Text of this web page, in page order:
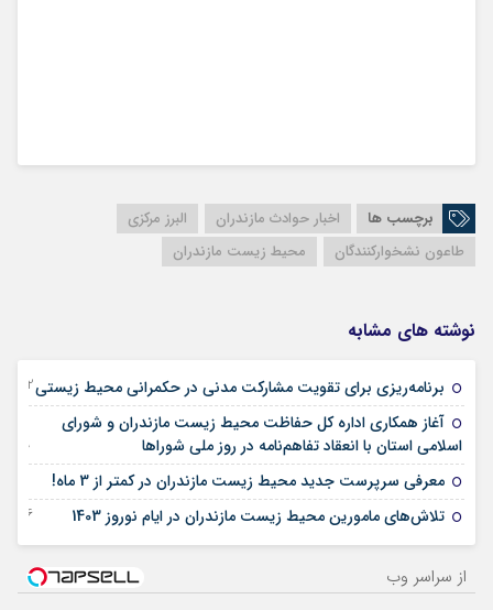
برچسب ها اخبار حوادث مازندران
البرز مرکزی
طاعون نشخوارکنندگان
محیط زیست مازندران
نوشته های مشابه
برنامه‌ریزی برای تقویت مشارکت مدنی در حکمرانی محیط زیستی02 جولای 2025
آغاز همکاری اداره کل حفاظت محیط زیست مازندران و شورای
اسلامی استان با انعقاد تفاهم‌نامه در روز ملی شوراها
29 آوریل 2025
معرفی سرپرست جدید محیط زیست مازندران در کمتر از 3 ماه!
تلاش‌های مامورین محیط زیست مازندران در ایام نوروز 1403 26 مارس 2025
از سراسر وب